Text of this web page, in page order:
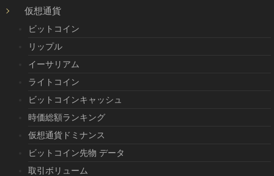
仮想通貨
ビットコイン
リップル
イーサリアム
ライトコイン
ビットコインキャッシュ
時価総額ランキング
仮想通貨ドミナンス
ビットコイン先物 データ
取引ボリューム